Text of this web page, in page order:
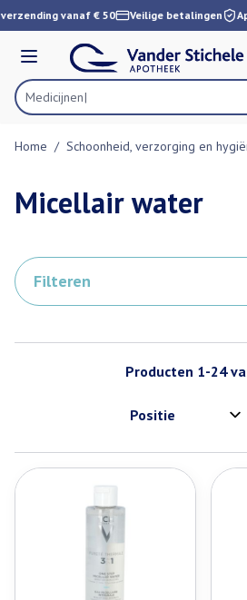
Ga naar de inhoud
1 van 1vanaf € 50 Veilige betalingen
Menu
Product, merk, categorie...
Home / Schoonheid, verzorging en
Micellair water
Filteren
Producten 1-24
Sorteer op: